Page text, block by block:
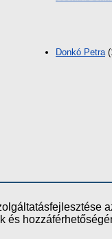
Donkó Petra
és